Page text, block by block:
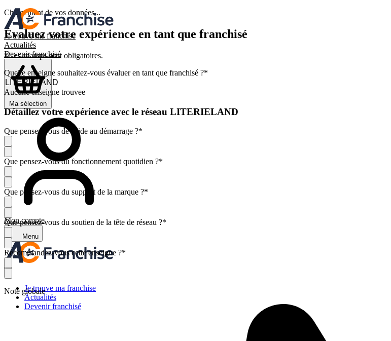
Je trouve ma franchise
Actualités
Devenir franchisé
Ma sélection
Mon compte
Menu
Je trouve ma franchise
Actualités
Devenir franchisé
Chargement de vos données...
Évaluez votre expérience en tant que franchisé
*Ces champs sont obligatoires.
Quelle enseigne souhaitez-vous évaluer en tant que franchisé ?*
Aucune enseigne trouvee
Détaillez votre expérience avec le réseau LITERIELAND
Que pensez-vous de l'aide au démarrage ?*
Que pensez-vous du fonctionnement quotidien ?*
Que pensez-vous du support de la marque ?*
Que pensez-vous du soutien de la tête de réseau ?*
Recommandez-vous cette enseigne ?*
Note globale